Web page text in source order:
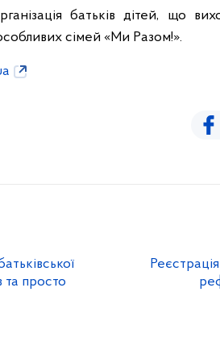
батьків дітей, що
сімей «Ми Разом!».
та просто